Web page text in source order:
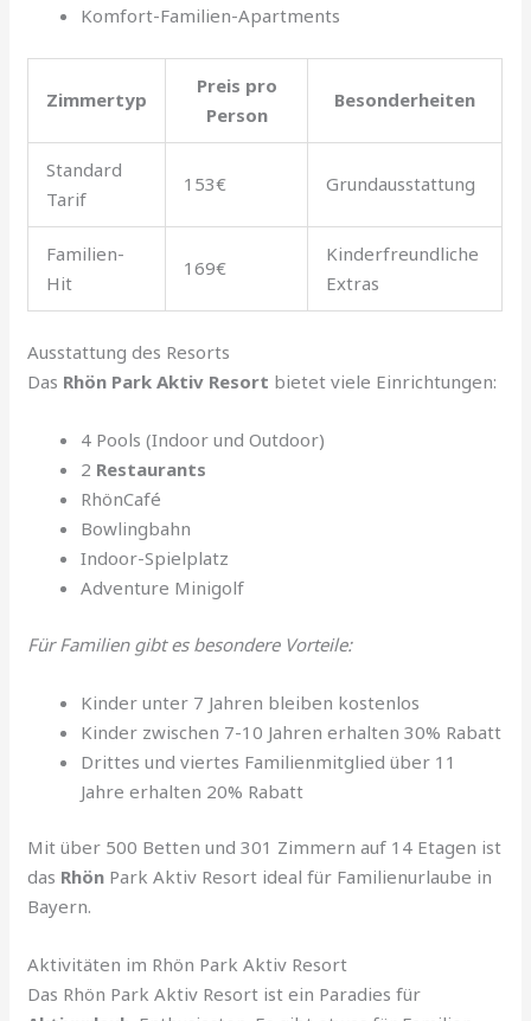
Komfort-Familien-Apartments
Zimmertyp
Preis pro
Person
Besonderheiten
Standard
Tarif
153€ Grundausstattung
Familien-
Hit
169€
Kinderfreundliche
Extras
Ausstattung des Resorts
Das Rhön Park Aktiv Resort bietet viele Einrichtungen:
4 Pools (Indoor und Outdoor)
2 Restaurants
RhönCafé
Bowlingbahn
Indoor-Spielplatz
Adventure Minigolf
Für Familien gibt es besondere Vorteile:
Kinder unter 7 Jahren bleiben kostenlos
Kinder zwischen 7-10 Jahren erhalten 30% Rabatt
Drittes und viertes Familienmitglied über 11
Jahre erhalten 20% Rabatt
Mit über 500 Betten und 301 Zimmern auf 14 Etagen ist
das Rhön Park Aktiv Resort ideal für Familienurlaube in
Bayern.
Aktivitäten im Rhön Park Aktiv Resort
Das Rhön Park Aktiv Resort ist ein Paradies für